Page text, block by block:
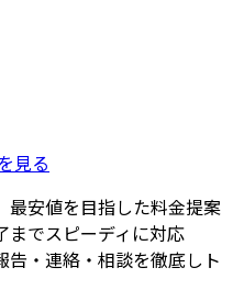
見る
最安値を目指した料金提案
までスピーディに対応
・連絡・相談を徹底しト